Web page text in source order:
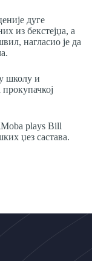
дуге
из бекстејџа, а
нагласио је да
школу и
plays Bill
џез састава.